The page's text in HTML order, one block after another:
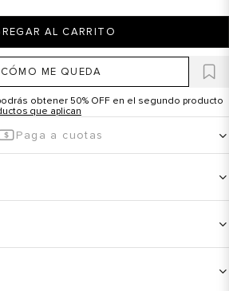
AL CARRITO
ME QUEDA
obtener 50% OFF en el segundo producto
que aplican
Paga a cuotas